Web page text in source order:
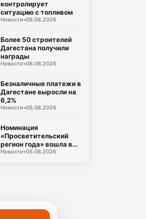
контролирует
ситуацию с топливом
Новости•06.08.2026
Более 50 строителей
Дагестана получили
награды
Новости•06.08.2026
Безналичные платежи в
Дагестане выросли на
6,2%
Новости•05.08.2026
Номинация
«Просветительский
регион года» вошла в
премию «Знание»
Новости•05.08.2026